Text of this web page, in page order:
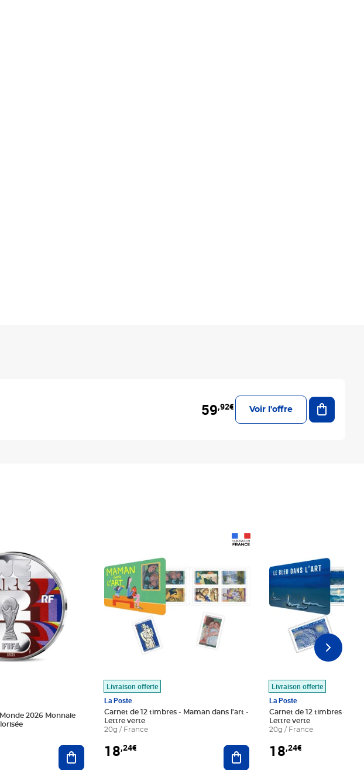
59,92€ Voir l'offre
Ajouter
2026 Monnaie
Ajouter au panier
Livraison offerte
La Poste
Carnet de 12 timbres - Maman dans l'art -
Lettre verte
20g / France
18,24€ Ajouter au panier
Livraison offerte
La Poste
Carnet de 12 timbres - Le
Lettre verte
20g / France
18,24€